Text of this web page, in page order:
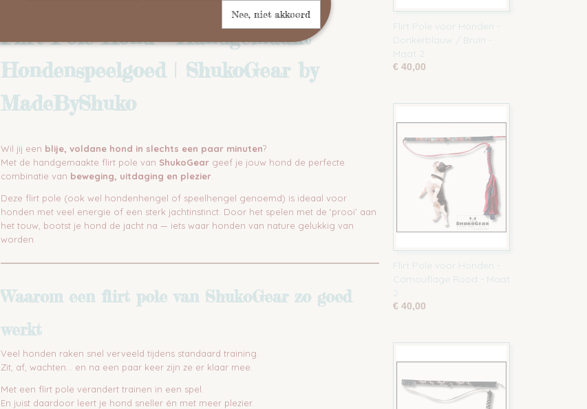
Flirt Pole Hond – Handgemaakt
Hondenspeelgoed | ShukoGear by
MadeByShuko
Wil jij een blije, voldane hond in slechts een paar minuten?
Met de handgemaakte flirt pole van ShukoGear geef je jouw hond de perfecte
combinatie van beweging, uitdaging en plezier
Deze flirt pole (ook wel hondenhengel of speelhengel genoemd) is ideaal voor
honden met veel energie of een sterk jachtinstinct. Door het spelen met de ‘prooi’ aan
het touw, bootst je hond de jacht na — iets waar honden van nature gelukkig van
worden.
Waarom een flirt pole van ShukoGear zo goed
werkt
Veel honden raken snel verveeld tijdens standaard training.
Zit, af, wachten… en na een paar keer zijn ze er klaar mee.
Met een flirt pole verandert trainen in een spel.
En juist daardoor leert je hond sneller én met meer plezier.
Flirt Pole voor Honden -
Donkerblauw / Bruin -
Maat 2
€ 40,00
Flirt Pole voor Honden -
Camouflage Rood - Maat
2
€ 40,00
Nee, niet akkoord